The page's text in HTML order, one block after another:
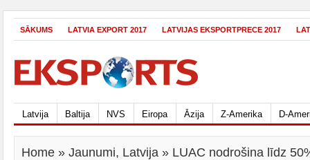
SĀKUMS LATVIA EXPORT 2017 LATVIJAS EKSPORTPRECE 2017
Latvija Baltija NVS Eiropa Āzija Z-Amerika D-
Home » Jaunumi, Latvija » LUAC nodrošina līdz